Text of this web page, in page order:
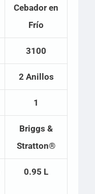
Cebador en
Frío
3100
2 Anillos
1
Briggs &
Stratton®
0.95 L